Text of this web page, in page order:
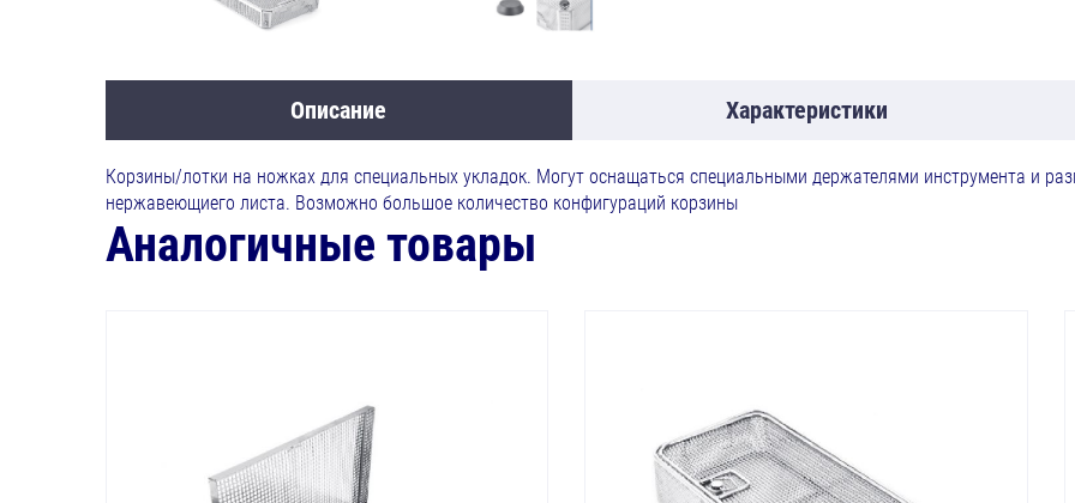
Описание Характеристики
Корзины/лотки на ножках для специальных укладок. Могут оснащаться специальными держателями инструмента и
нержавеющиего листа. Возможно большое количество конфигураций корзины
Аналогичные товары